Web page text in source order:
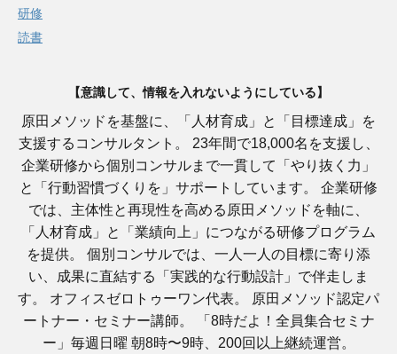
研修
読書
【意識して、情報を入れないようにしている】
原田メソッドを基盤に、「人材育成」と「目標達成」を
支援するコンサルタント。 23年間で18,000名を支援し、
企業研修から個別コンサルまで一貫して「やり抜く力」
と「行動習慣づくりを」サポートしています。 企業研修
では、主体性と再現性を高める原田メソッドを軸に、
「人材育成」と「業績向上」につながる研修プログラム
を提供。 個別コンサルでは、一人一人の目標に寄り添
い、成果に直結する「実践的な行動設計」で伴走しま
す。 オフィスゼロトゥーワン代表。 原田メソッド認定パ
ートナー・セミナー講師。 「8時だよ！全員集合セミナ
ー」毎週日曜 朝8時〜9時、200回以上継続運営。